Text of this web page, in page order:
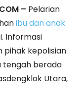
– Pelarian
ibu dan anak
Informasi
pihak kepolisian
tengah berada
Utara,